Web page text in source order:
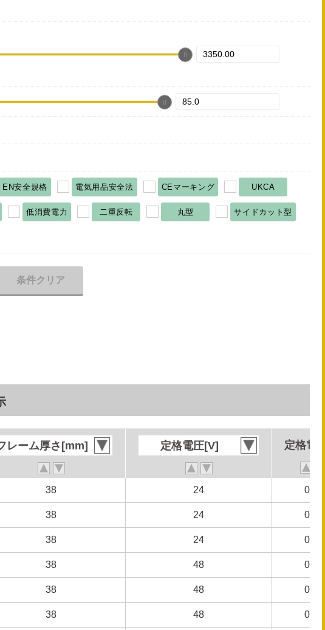
EN安全規格 電気用品安全法 CEマーキング UKCA
低消費電力 二重反転 丸型 サイドカット型
条件クリア
レーム厚さ[mm] 定格電圧[V] 定格電
38 24 0.62
38 24 0.48
38 24 0.26
38 48 0.31
38 48 0.25
38 48 0.14
レーム厚さ[mm] 定格電圧[V] 定格電
38 24 0.62
38 24 0.48
38 24 0.26
38 48 0.31
38 48 0.25
38 48 0.14